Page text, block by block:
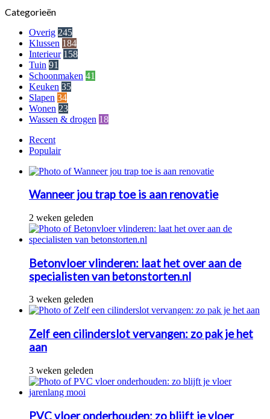
Categorieën
Overig 245
Klussen 184
Interieur 158
Tuin 91
Schoonmaken 41
Keuken 35
Slapen 34
Wonen 23
Wassen & drogen 18
Recent
Populair
Wanneer jou trap toe is aan renovatie
2 weken geleden
Betonvloer vlinderen: laat het over aan de
specialisten van betonstorten.nl
3 weken geleden
Zelf een cilinderslot vervangen: zo pak je het
aan
3 weken geleden
PVC vloer onderhouden: zo blijft je vloer